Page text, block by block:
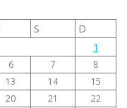
S
D
1
6 7
8
13 14
15
20 21
22